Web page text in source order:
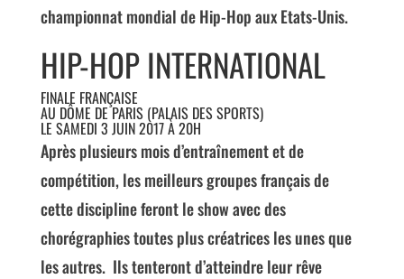
championnat mondial de Hip-Hop aux Etats-Unis.
HIP-HOP INTERNATIONAL
FINALE FRANÇAISE
AU DÔME DE PARIS (PALAIS DES SPORTS)
LE SAMEDI 3 JUIN 2017 À 20H
Après plusieurs mois d’entraînement et de
compétition, les meilleurs groupes français de
cette discipline feront le show avec des
chorégraphies toutes plus créatrices les unes que
les autres. Ils tenteront d’atteindre leur rêve